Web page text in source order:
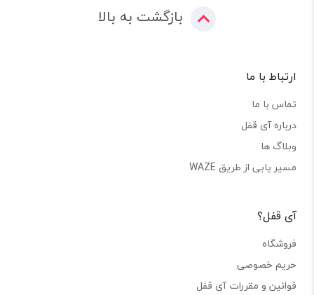
بازگشت به بالا
ارتباط با ما
تماس با ما
درباره آی قفل
وبلاگ ها
مسیر یابی از طریق WAZE
آی قفل؟
فروشگاه
حریم خصوصی
قوانین و مقررات آی قفل